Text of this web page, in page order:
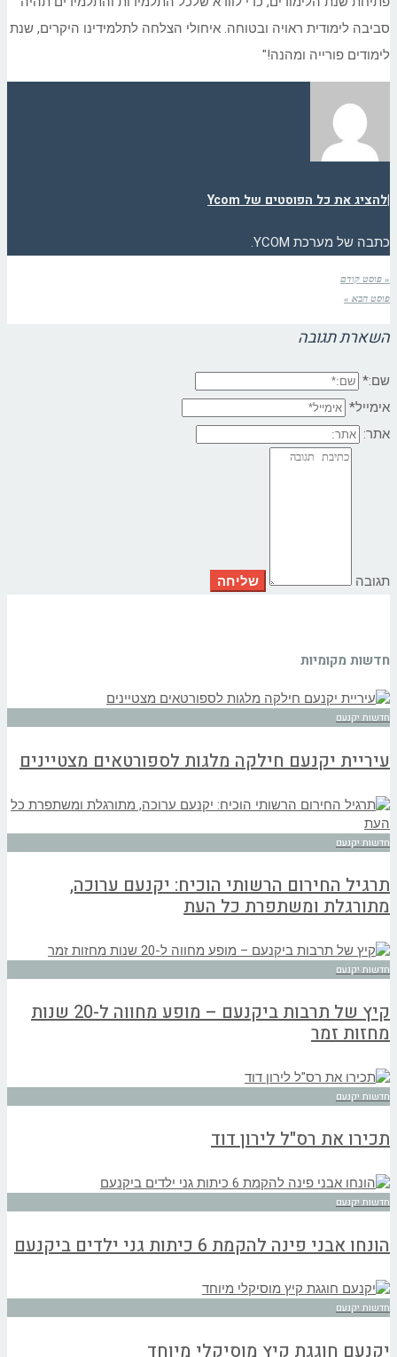
סביבה לימודית ראויה ובטוחה. איחולי הצלחה לתלמידינו היקרים, שנת
לימודים פורייה ומהנה!"
|להציג את כל הפוסטים של Ycom
כתבה של מערכת YCOM.
« פוסט קודם
פוסט הבא »
השארת תגובה
שם:*
אימייל*
אתר:
תגובה
חדשות מקומיות
חדשות יקנעם
עיריית יקנעם חילקה מלגות לספורטאים מצטיינים
חדשות יקנעם
תרגיל החירום הרשותי הוכיח: יקנעם ערוכה,
מתורגלת ומשתפרת כל העת
חדשות יקנעם
קיץ של תרבות ביקנעם – מופע מחווה ל-20 שנות
מחזות זמר
חדשות יקנעם
תכירו את רס"ל לירון דוד
חדשות יקנעם
הונחו אבני פינה להקמת 6 כיתות גני ילדים ביקנעם
חדשות יקנעם
יקנעם חוגגת קיץ מוסיקלי מיוחד